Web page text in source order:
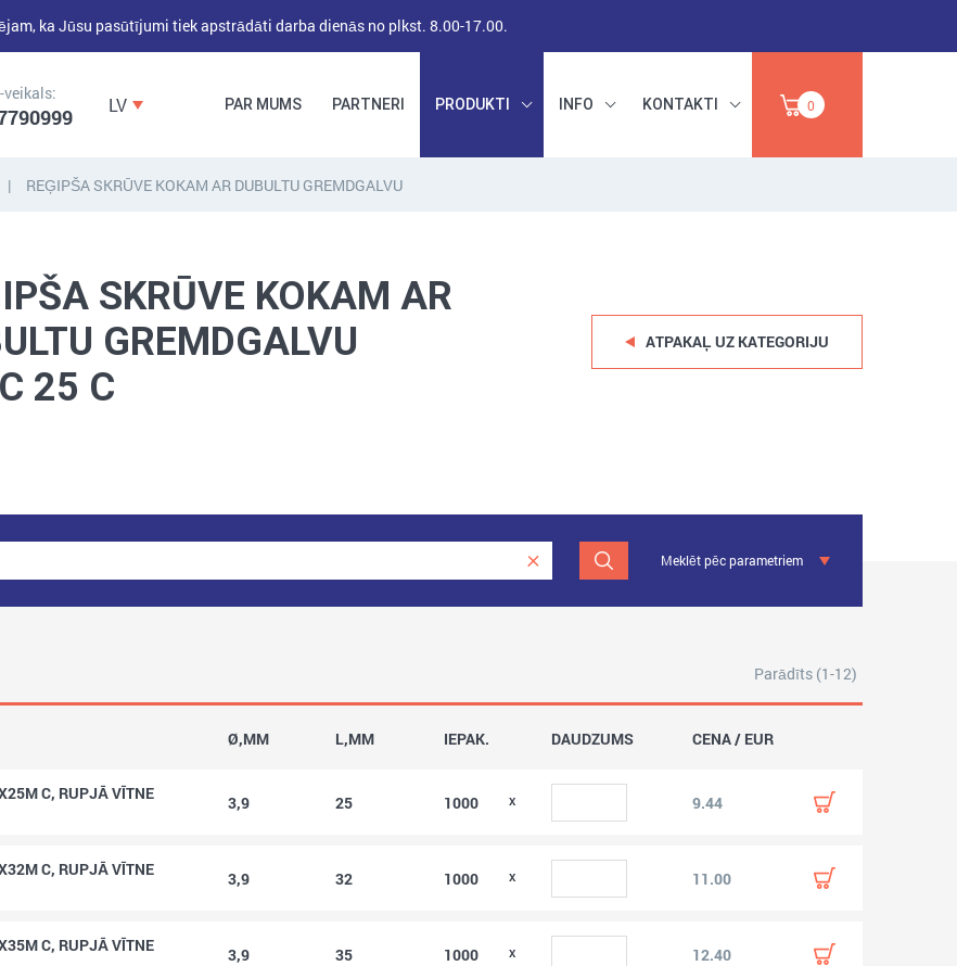
ka Jūsu pasūtījumi tiek apstrādāti darba dienās no plkst. 8.00-17.00.
veikals: LV PAR MUMS PARTNERI PRODUKTI
ENKURI,
STIPRINĀJUMI
MONTĀŽAS
LENTAS, NAGLAS
INFO KONTAKTI 0
REĢIPŠA SKRŪVE KOKAM AR DUBULTU GREMDGALVU
SKRŪVE KOKAM AR
GREMDGALVU
25 C
ATPAKAĻ UZ KATEGORIJU
Meklēt pēc parametriem
Parādīts (1-12)
Ø,MM L,MM IEPAK. DAUDZUMS CENA / EUR
C, RUPJĀ VĪTNE
3,9 25 1000 9.44
C, RUPJĀ VĪTNE
3,9 32 1000 11.00
C, RUPJĀ VĪTNE
3,9 35 1000 12.40